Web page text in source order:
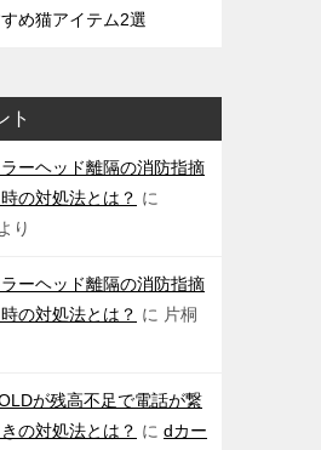
め猫アイテム2選
ト
ーヘッド離隔の消防指摘
の対処法とは？ に
より
ーヘッド離隔の消防指摘
の対処法とは？ に 片桐
が残高不足で電話が繋
の対処法とは？ に dカー